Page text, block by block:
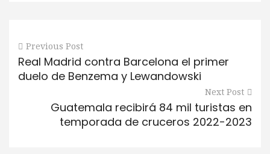
Previous Post
Real Madrid contra Barcelona el primer
duelo de Benzema y Lewandowski
Next Post
Guatemala recibirá 84 mil turistas en
temporada de cruceros 2022-2023